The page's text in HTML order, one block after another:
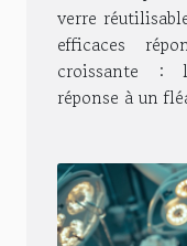
verre
efficaces
croissante :
réponse à un